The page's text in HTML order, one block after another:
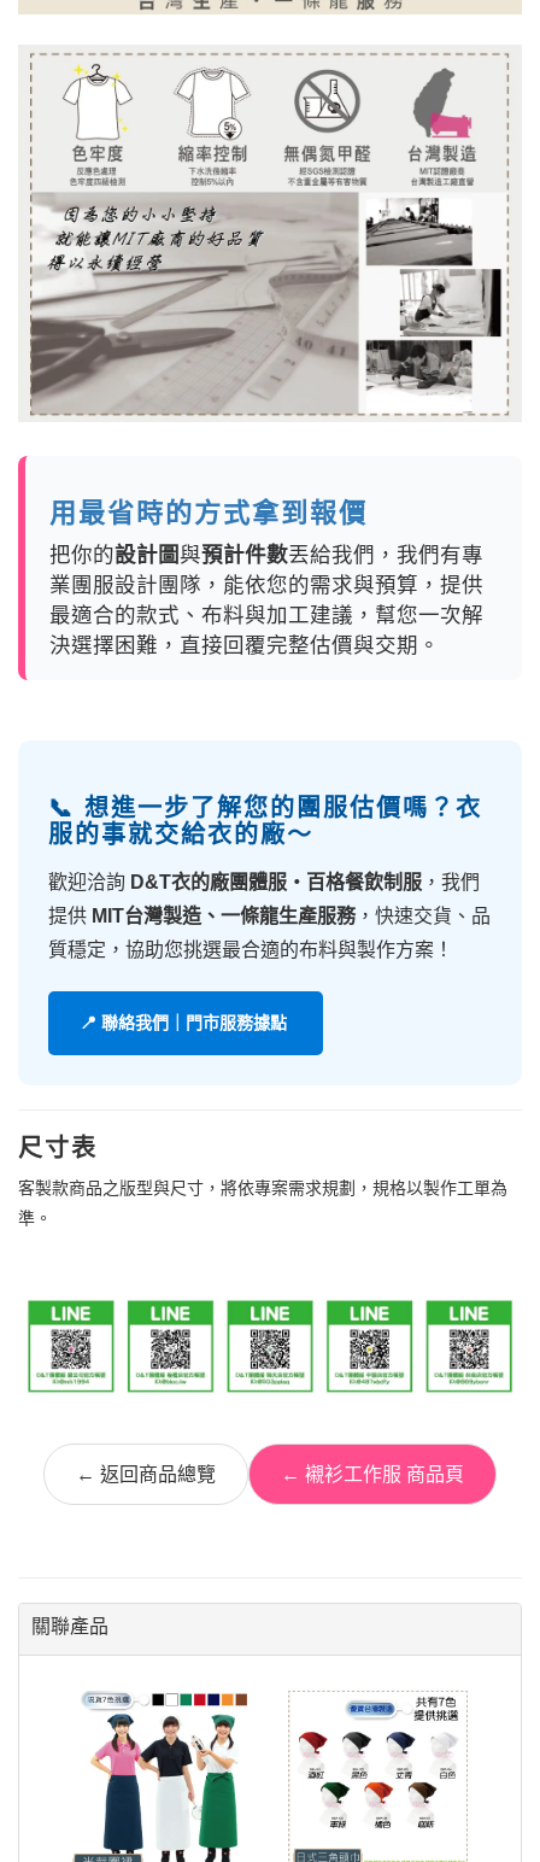
用最省時的方式拿到報價
把你的設計圖與預計件數丟給我們，我們有專
業團服設計團隊，能依您的需求與預算，提供
最適合的款式、布料與加工建議，幫您一次解
決選擇困難，直接回覆完整估價與交期。
📞 想進一步了解您的團服估價嗎？衣
服的事就交給衣的廠～
歡迎洽詢 D&T衣的廠團體服・百格餐飲制服 ，我們
提供 MIT台灣製造、一條龍生產服務，快速交貨、品
質穩定，協助您挑選最合適的布料與製作方案！
📍 聯絡我們｜門市服務據點
尺寸表
客製款商品之版型與尺寸，將依專案需求規劃，規格以製作工單為
準。
← 返回商品總覽 ← 襯衫工作服 商品頁
關聯產品